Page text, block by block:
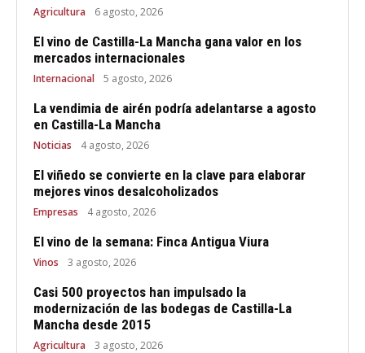
Agricultura 6 agosto, 2026
El vino de Castilla-La Mancha gana valor en los
mercados internacionales
Internacional 5 agosto, 2026
La vendimia de airén podría adelantarse a agosto
en Castilla-La Mancha
Noticias 4 agosto, 2026
El viñedo se convierte en la clave para elaborar
mejores vinos desalcoholizados
Empresas 4 agosto, 2026
El vino de la semana: Finca Antigua Viura
Vinos 3 agosto, 2026
Casi 500 proyectos han impulsado la
modernización de las bodegas de Castilla-La
Mancha desde 2015
Agricultura 3 agosto, 2026